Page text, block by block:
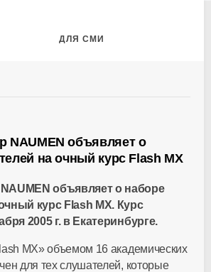
ДЛЯ СМИ
NAUMEN объявляет о
на очный курс Flash MX
объявляет о наборе
курс Flash MX. Курс
2005 г. в Екатеринбурге.
MX» объемом 16 академических
для тех слушателей, которые